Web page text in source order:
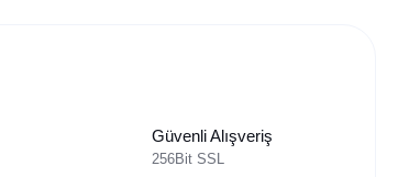
Güvenli Alışveriş
256Bit SSL